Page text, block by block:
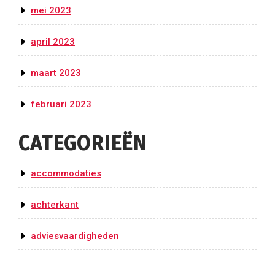
mei 2023
april 2023
maart 2023
februari 2023
CATEGORIEËN
accommodaties
achterkant
adviesvaardigheden